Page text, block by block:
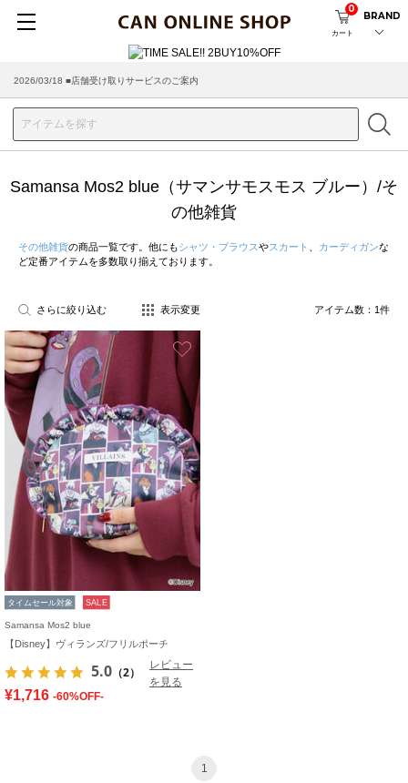
カート
0
BRAND
2026/03/18 ■店舗受け取りサービスのご案内
Samansa Mos2 blue（サマンサモスモス ブルー）/そ
の他雑貨
その他雑貨の商品一覧です。他にもシャツ・ブラウスやスカート カーディガンな
ど定番アイテムを多数取り揃えております。
さらに絞り込む 表示変更 アイテム数： 1件
タイムセール対象 SALE
Samansa Mos2 blue
【Disney】ヴィランズ/フリルポーチ
5.0 （2）
レビュー
を見る
¥1,716 -60%OFF-
1